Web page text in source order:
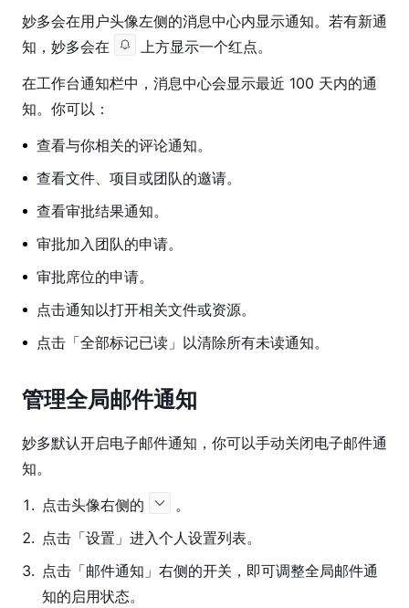
层
与
工
具
图
层
属
性
设
计
统
原
型
发
作
工
具
妙多会在用户头像左侧的消息中心内显示通知。若有新通
知，妙多会在
上方显示一个红点。
在工作台通知栏中，消息中心会显示最近 100 天内的通
知。你可以：
查看与你相关的评论通知。
查看文件、项目或团队的邀请。
查看审批结果通知。
审批加入团队的申请。
审批席位的申请。
点击通知以打开相关文件或资源。
点击「全部标记已读」以清除所有未读通知。
管理全局邮件通知
妙多默认开启电子邮件通知，你可以手动关闭电子邮件通
知。
1 . 点击头像右侧的
。
2. 点击「设置」进入个人设置列表。
3. 点击「邮件通知」右侧的开关，即可调整全局邮件通
知的启用状态。